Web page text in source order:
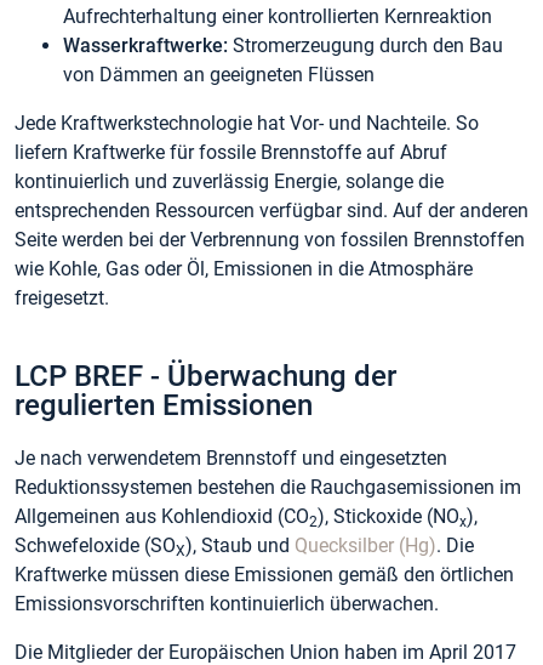
Aufrechterhaltung einer kontrollierten Kernreaktion
Wasserkraftwerke: Stromerzeugung durch den Bau
von Dämmen an geeigneten Flüssen
Jede Kraftwerkstechnologie hat Vor- und Nachteile. So
liefern Kraftwerke für fossile Brennstoffe auf Abruf
kontinuierlich und zuverlässig Energie, solange die
entsprechenden Ressourcen verfügbar sind. Auf der anderen
Seite werden bei der Verbrennung von fossilen Brennstoffen
wie Kohle, Gas oder Öl, Emissionen in die Atmosphäre
freigesetzt.
LCP BREF - Überwachung der
regulierten Emissionen
Je nach verwendetem Brennstoff und eingesetzten
Reduktionssystemen bestehen die Rauchgasemissionen im
Allgemeinen aus Kohlendioxid (CO2), Stickoxide (NOx),
Schwefeloxide (SOX), Staub und Quecksilber (Hg). Die
Kraftwerke müssen diese Emissionen gemäß den örtlichen
Emissionsvorschriften kontinuierlich überwachen.
Die Mitglieder der Europäischen Union haben im April 2017